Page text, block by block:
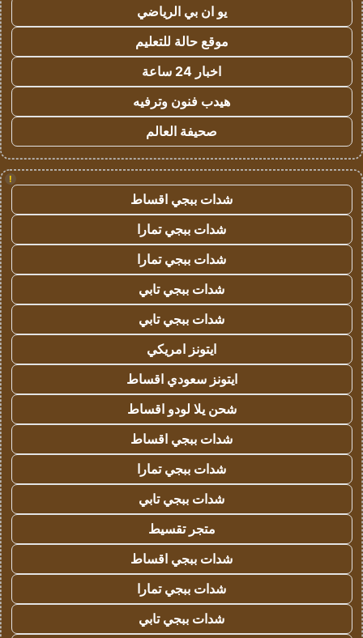
يو ان بي الرياضي
موقع حالة للتعليم
اخبار 24 ساعة
هيدب فنون وترفيه
صحيفة العالم
!
شدات ببجي اقساط
شدات ببجي تمارا
شدات ببجي تمارا
شدات ببجي تابي
شدات ببجي تابي
ايتونز امريكي
ايتونز سعودي اقساط
شحن يلا لودو اقساط
شدات ببجي اقساط
شدات ببجي تمارا
شدات ببجي تابي
متجر تقسيط
شدات ببجي اقساط
شدات ببجي تمارا
شدات ببجي تابي